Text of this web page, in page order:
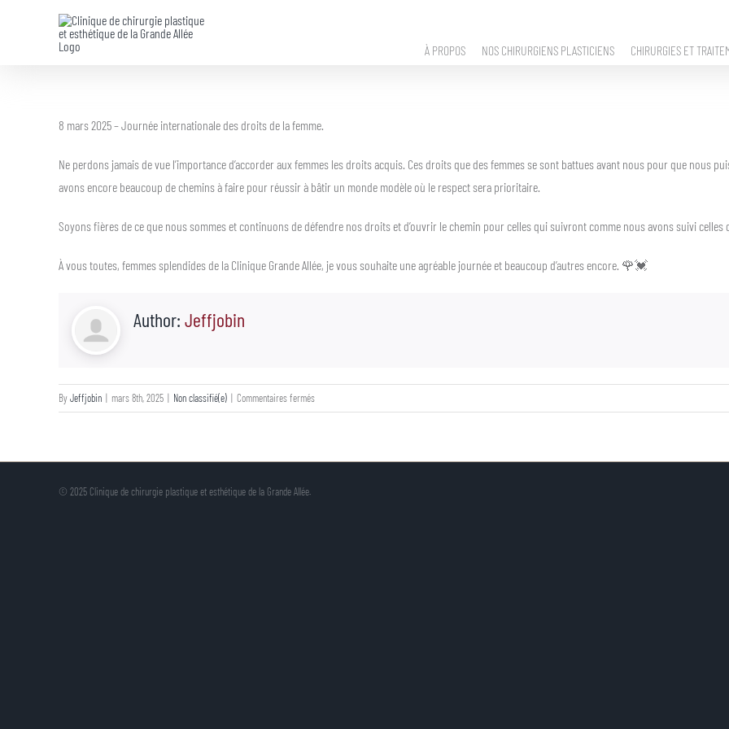
À PROPOS NOS CHIRURGIENS PLASTICIENS CHIRURGIES ET
8 mars 2025 – Journée internationale des droits de la femme.
Ne perdons jamais de vue l’importance d’accorder aux femmes les droits acquis. Ces droits que des femmes se sont battues avant nous pour que nous
avons encore beaucoup de chemins à faire pour réussir à bâtir un monde modèle où le respect sera prioritaire.
Soyons fières de ce que nous sommes et continuons de défendre nos droits et d’ouvrir le chemin pour celles qui suivront comme nous avons suivi celles
À vous toutes, femmes splendides de la Clinique Grande Allée, je vous souhaite une agréable journée et beaucoup d’autres encore. 🌹💓
Author: Jeffjobin
ByJeffjobin | mars 8th, 2025 | Non classifié(e) | Commentaires ferméssur
© 2025 Clinique de chirurgie plastique et esthétique de la Grande Allée.